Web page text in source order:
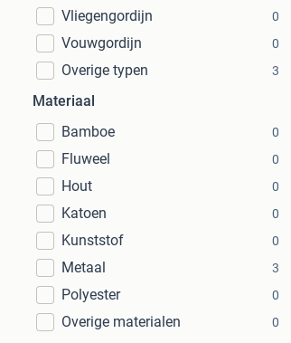
Vliegengordijn 0
Vouwgordijn 0
Overige typen 3
Materiaal
Bamboe
0
Fluweel 0
Hout 0
Katoen 0
Kunststof 0
Metaal 3
Polyester 0
Overige materialen 0